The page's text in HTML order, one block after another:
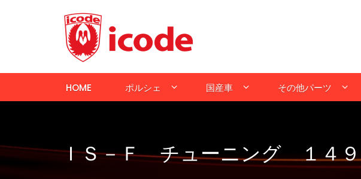
HOME ポルシェ 国産車 その他パーツ
ＩＳ－Ｆ チューニング １４９